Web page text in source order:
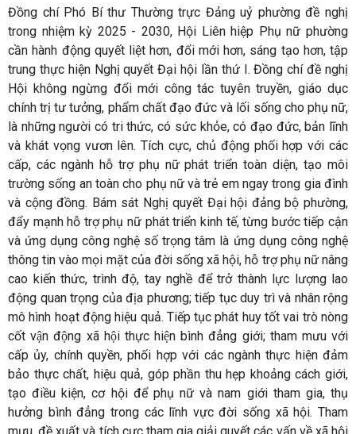
Đồng chí Phó Bí thư Thường trực Đảng uỷ phường đề nghị
trong nhiệm kỳ 2025 - 2030, Hội Liên hiệp Phụ nữ phường
cần hành động quyết liệt hơn, đổi mới hơn, sáng tạo hơn, tập
trung thực hiện Nghị quyết Đại hội lần thứ I. Đồng chí đề nghị
Hội không ngừng đổi mới công tác tuyên truyền, giáo dục
chính trị tư tưởng, phẩm chất đạo đức và lối sống cho phụ nữ,
là những người có tri thức, có sức khỏe, có đạo đức, bản lĩnh
và khát vọng vươn lên. Tích cực, chủ động phối hợp với các
cấp, các ngành hỗ trợ phụ nữ phát triển toàn diện, tạo môi
trường sống an toàn cho phụ nữ và trẻ em ngay trong gia đình
và cộng đồng. Bám sát Nghị quyết Đại hội đảng bộ phường,
đẩy mạnh hỗ trợ phụ nữ phát triển kinh tế, từng bước tiếp cận
và ứng dụng công nghệ số trọng tâm là ứng dụng công nghệ
thông tin vào mọi mặt của đời sống xã hội, hỗ trợ phụ nữ nâng
cao kiến thức, trình độ, tay nghề để trở thành lực lượng lao
động quan trọng của địa phương; tiếp tục duy trì và nhân rộng
mô hình hoạt động hiệu quả. Tiếp tục phát huy tốt vai trò nòng
cốt vận động xã hội thực hiện bình đẳng giới; tham mưu với
cấp ủy, chính quyền, phối hợp với các ngành thực hiện đảm
bảo thực chất, hiệu quả, góp phần thu hẹp khoảng cách giới,
tạo điều kiện, cơ hội để phụ nữ và nam giới tham gia, thụ
hưởng bình đẳng trong các lĩnh vực đời sống xã hội. Tham